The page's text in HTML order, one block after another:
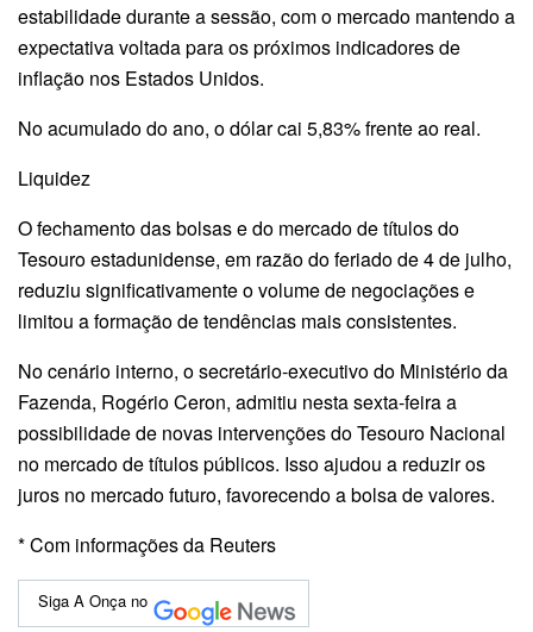
estabilidade durante a sessão, com o mercado mantendo a
expectativa voltada para os próximos indicadores de
inflação nos Estados Unidos.
No acumulado do ano, o dólar cai 5,83% frente ao real.
Liquidez
O fechamento das bolsas e do mercado de títulos do
Tesouro estadunidense, em razão do feriado de 4 de julho,
reduziu significativamente o volume de negociações e
limitou a formação de tendências mais consistentes.
No cenário interno, o secretário-executivo do Ministério da
Fazenda, Rogério Ceron, admitiu nesta sexta-feira a
possibilidade de novas intervenções do Tesouro Nacional
no mercado de títulos públicos. Isso ajudou a reduzir os
juros no mercado futuro, favorecendo a bolsa de valores.
* Com informações da Reuters
Siga A Onça no